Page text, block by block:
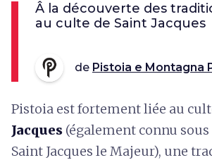
Â la découverte des
au culte de Saint Jacques
de Pistoia e Montagna
Pistoia est fortement liée au
Jacques (également connu
Saint Jacques le Majeur), une